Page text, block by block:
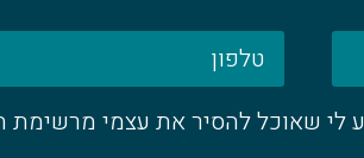
לי שאוכל להסיר את עצמי מרשימת